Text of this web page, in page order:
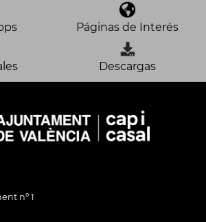
Páginas de Interés
Descargas
nº 1